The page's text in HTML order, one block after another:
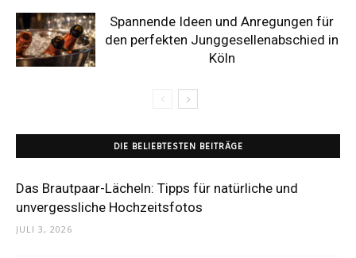
Spannende Ideen und Anregungen für
den perfekten Junggesellenabschied in
Köln
DIE BELIEBTESTEN BEITRÄGE
Das Brautpaar-Lächeln: Tipps für natürliche und
unvergessliche Hochzeitsfotos
JULI 3, 2026